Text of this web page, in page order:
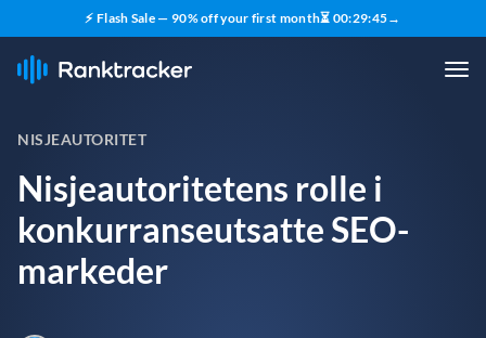
⚡ Flash Sale — 90% off your first month⏳ 00:29:44→
NISJEAUTORITET
Nisjeautoritetens rolle i
konkurranseutsatte SEO-
markeder